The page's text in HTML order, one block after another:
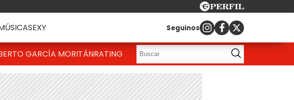
SEXY Seguinos
GARCÍA MORITÁNRATING